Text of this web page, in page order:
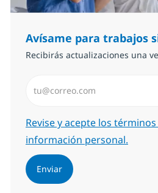
Avísame para trabajos
Recibirás actualizaciones una
Required
Revise y acepte los
información personal.
Enviar